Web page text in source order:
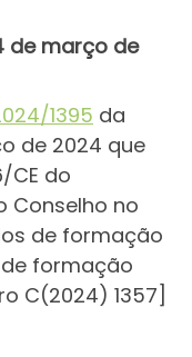
de março de
1395 da
de 2024 que
CE do
Conselho no
de formação
formação
C(2024) 1357]